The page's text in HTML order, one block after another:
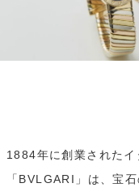
心斎橋店在庫あり
ロレックス
カテゴリを選ぶ
1884年に創業されたイ
「BVLGARI」は、宝